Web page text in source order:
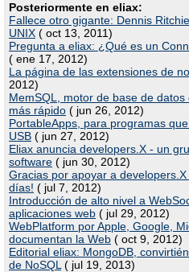
Posteriormente en eliax:
Fallece otro gigante: Dennis
UNIX ( oct 13, 2011)
Pregunta a eliax: ¿Qué es un
( ene 17, 2012)
La página de las extensiones de
2012)
MemSQL, motor de base de
más rápido ( jun 26, 2012)
PortableApps, para programas
USB ( jun 27, 2012)
Eliax anuncia developers.X - un
software ( jun 30, 2012)
Gracias por apoyar a
días! ( jul 7, 2012)
Introducción de alto nivel a
aplicaciones web ( jul 29, 2012)
WebPlatform por Apple, Google,
documentan la Web ( oct 9, 2012)
Editorial eliax: MongoDB,
de NoSQL ( jul 19, 2013)